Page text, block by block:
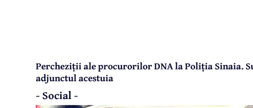
Percheziții ale procurorilor DNA la Poliția Sinaia.
adjunctul acestuia
- Social -